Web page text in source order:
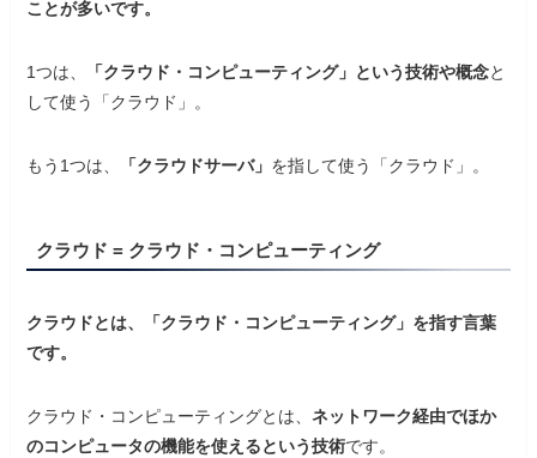
ことが多いです。
1つは、 「クラウド・コンピューティング」という技術や概念と
して使う「クラウド」。
もう1つは、 「クラウドサーバ」 を指して使う「クラウド」。
クラウド = クラウド・コンピューティング
クラウドとは、「クラウド・コンピューティング」を指す言葉
です。
クラウド・コンピューティングとは、ネットワーク経由でほか
のコンピュータの機能を使えるという技術です。